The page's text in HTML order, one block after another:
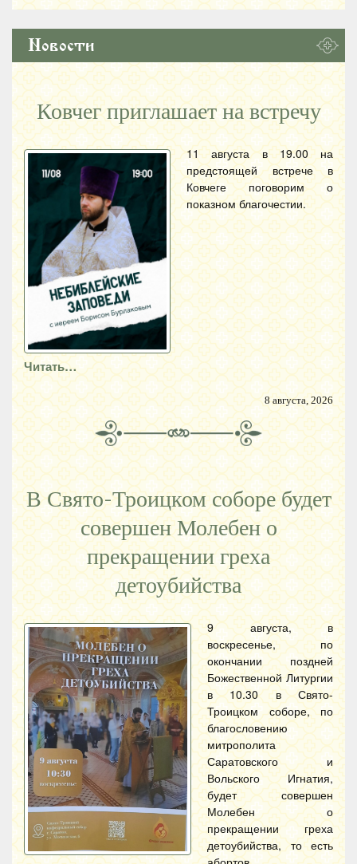
Новости
Ковчег приглашает на встречу
11 августа в 19.00 на
предстоящей встрече в
Ковчеге поговорим о
показном благочестии.
Читать…
8 августа, 2026
В Свято-Троицком соборе будет
совершен Молебен о
прекращении греха
детоубийства
9 августа, в
воскресенье, по
окончании поздней
Божественной Литургии
в 10.30 в Свято-
Троицком соборе, по
благословению
митрополита
Саратовского и
Вольского Игнатия,
будет совершен
Молебен о
прекращении греха
детоубийства, то есть